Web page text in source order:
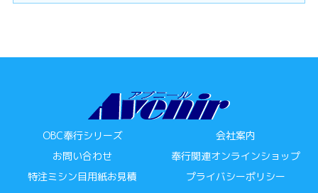
OBC奉行シリーズ
会社案内
お問い合わせ
奉行関連オンラインショップ
特注ミシン目用紙お見積
プライバシーポリシー